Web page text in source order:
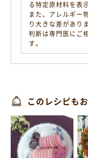
る特定原材料を表
また、アレルギー
り大きな差があり
判断は専門医にご
す。
このレシピも